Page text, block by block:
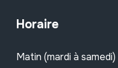
Horaire
Matin (mardi à samedi)